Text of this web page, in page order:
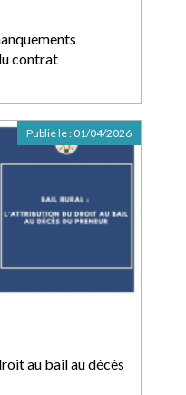
contrat
au bail au décès
Publié le : 01/04/2026